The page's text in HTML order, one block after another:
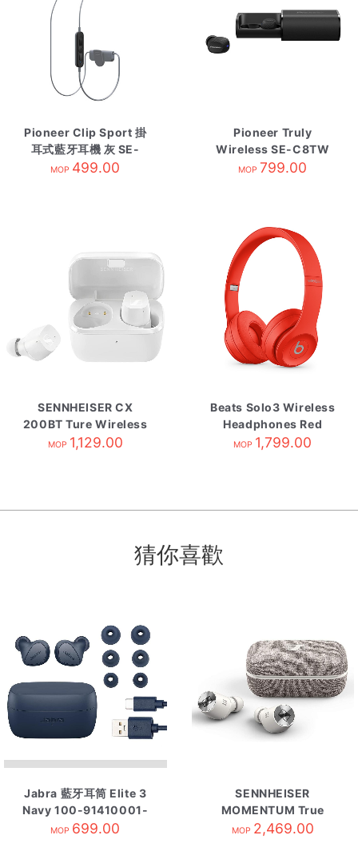
Pioneer Clip Sport 掛
耳式藍牙耳機 灰 SE-
E7BTH
MOP 499.00
Pioneer Truly
Wireless SE-C8TW
MOP 799.00
SENNHEISER CX
200BT Ture Wireless
自攜HK原廠保養 White
MOP 1,129.00
Beats Solo3 Wireless
Headphones Red
MOP 1,799.00
猜你喜歡
Jabra 藍牙耳筒 Elite 3
Navy 100-91410001-
40
MOP 699.00
SENNHEISER
MOMENTUM True
Wireless 2 自攜HK原
MOP 2,469.00